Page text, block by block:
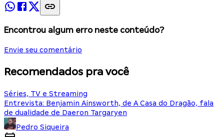
Encontrou algum erro neste conteúdo?
Envie seu comentário
Recomendados pra você
Séries, TV e Streaming
Entrevista: Benjamin Ainsworth, de A Casa do Dragão, fala
de dualidade de Daeron Targaryen
Pedro Siqueira